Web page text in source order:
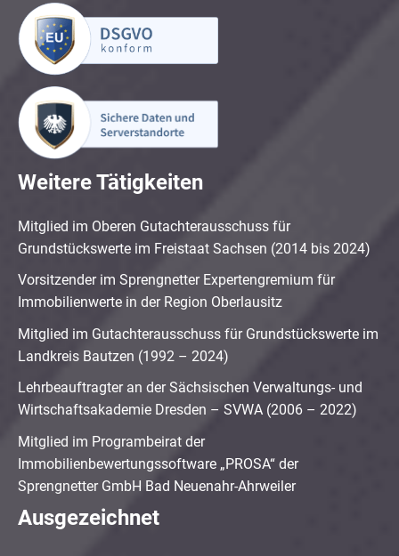
Weitere Tätigkeiten
Mitglied im Oberen Gutachterausschuss für
Grundstückswerte im Freistaat Sachsen (2014 bis 2024)
Vorsitzender im Sprengnetter Expertengremium für
Immobilienwerte in der Region Oberlausitz
Mitglied im Gutachterausschuss für Grundstückswerte im
Landkreis Bautzen (1992 – 2024)
Lehrbeauftragter an der Sächsischen Verwaltungs- und
Wirtschaftsakademie Dresden – SVWA (2006 – 2022)
Mitglied im Programbeirat der
Immobilienbewertungssoftware „PROSA“ der
Sprengnetter GmbH Bad Neuenahr-Ahrweiler
Ausgezeichnet